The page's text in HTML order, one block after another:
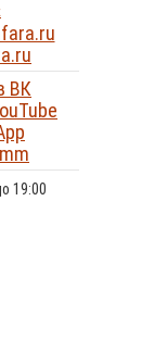
ВК
19:00